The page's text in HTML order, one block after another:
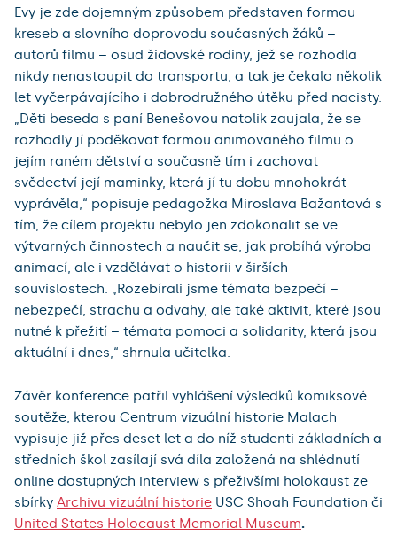
Evy je zde dojemným způsobem představen formou
kreseb a slovního doprovodu současných žáků –
autorů filmu – osud židovské rodiny, jež se rozhodla
nikdy nenastoupit do transportu, a tak je čekalo několik
let vyčerpávajícího i dobrodružného útěku před nacisty.
„Děti beseda s paní Benešovou natolik zaujala, že se
rozhodly jí poděkovat formou animovaného filmu o
jejím raném dětství a současně tím i zachovat
svědectví její maminky, která jí tu dobu mnohokrát
vyprávěla,“ popisuje pedagožka Miroslava Bažantová s
tím, že cílem projektu nebylo jen zdokonalit se ve
výtvarných činnostech a naučit se, jak probíhá výroba
animací, ale i vzdělávat o historii v širších
souvislostech. „Rozebírali jsme témata bezpečí –
nebezpečí, strachu a odvahy, ale také aktivit, které jsou
nutné k přežití – témata pomoci a solidarity, která jsou
aktuální i dnes,“ shrnula učitelka.
Závěr konference patřil vyhlášení výsledků komiksové
soutěže, kterou Centrum vizuální historie Malach
vypisuje již přes deset let a do níž studenti základních a
středních škol zasílají svá díla založená na shlédnutí
online dostupných interview s přeživšími holokaust ze
sbírky Archivu vizuální historie USC Shoah Foundation či
United States Holocaust Memorial Museum.